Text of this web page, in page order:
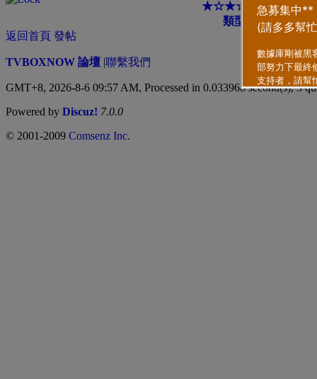
★☆★☆★☆★☆★☆
類型
排序方式
返回首頁 發帖
TVBOXNOW 論壇 |聯繫我們
GMT+8, 2026-8-6 09:57 AM, Processed in 0.033968 second(s), 3
Powered by Discuz! 7.0.0
© 2001-2009 Comsenz Inc.